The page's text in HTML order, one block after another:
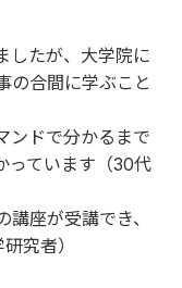
したが、大学院に
の合間に学ぶこと
ンドで分かるまで
っています（30代
座が受講でき、
究者）